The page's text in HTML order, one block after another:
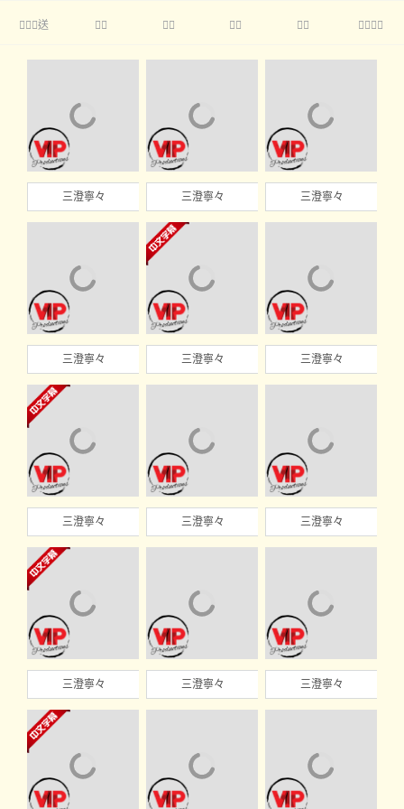
送     
三澄寧々 三澄寧々 三澄寧々
三澄寧々 三澄寧々 三澄寧々
三澄寧々 三澄寧々 三澄寧々
三澄寧々 三澄寧々 三澄寧々